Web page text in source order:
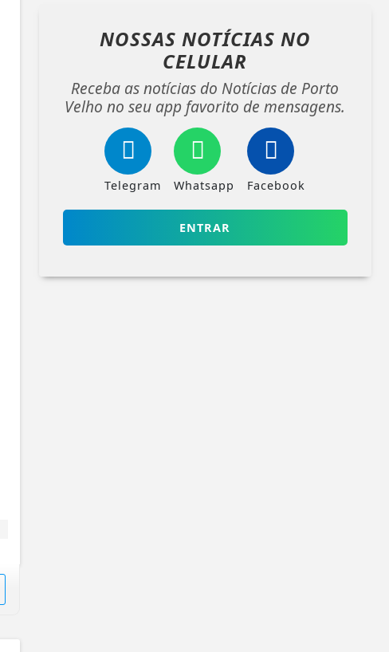
NOSSAS NOTÍCIAS NO
CELULAR
Receba as notícias do Notícias de Porto
Velho no seu app favorito de mensagens.
Telegram Whatsapp Facebook
ENTRAR